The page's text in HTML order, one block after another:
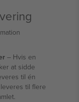
– Hvis en
at sidde
til én
til flere